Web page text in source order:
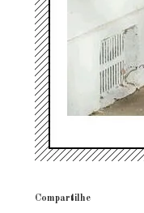
Compartilhe